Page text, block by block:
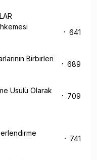
641
Birbirleri
689
Usulü Olarak
709
741